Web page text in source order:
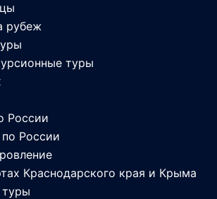
рубеж
туры
России
России
Краснодарского края и Крыма
туры